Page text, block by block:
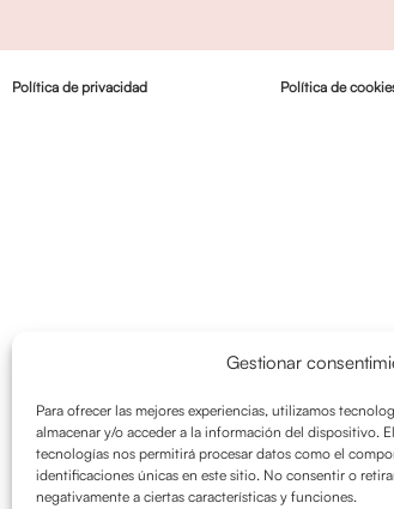
Gestionar
Para ofrecer las mejores experiencias, utilizamos
almacenar y/o acceder a la información del dispositivo.
tecnologías nos permitirá procesar datos como el
identificaciones únicas en este sitio. No consentir o
negativamente a ciertas características y funciones.
Política de privacidad Política de